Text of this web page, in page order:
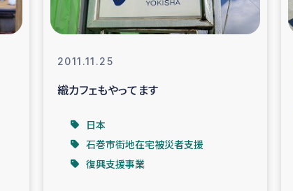
ト
支援 令和6年
配付および教育支援
ー移民子ども支援 漁民によ
2011.11.25
織カフェもやってます
日本
石巻市街地在宅被災者支援
復興支援事業